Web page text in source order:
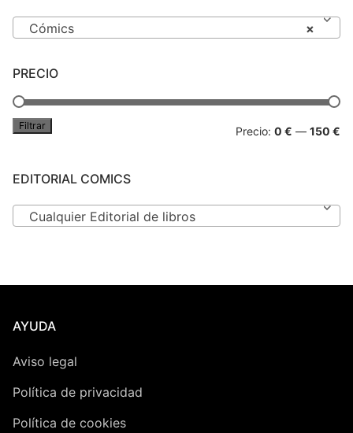
×
Cómics
PRECIO
Filtrar Precio: 0 € — 150 €
EDITORIAL COMICS
Cualquier Editorial de libros
AYUDA
Aviso legal
Política de privacidad
Política de cookies